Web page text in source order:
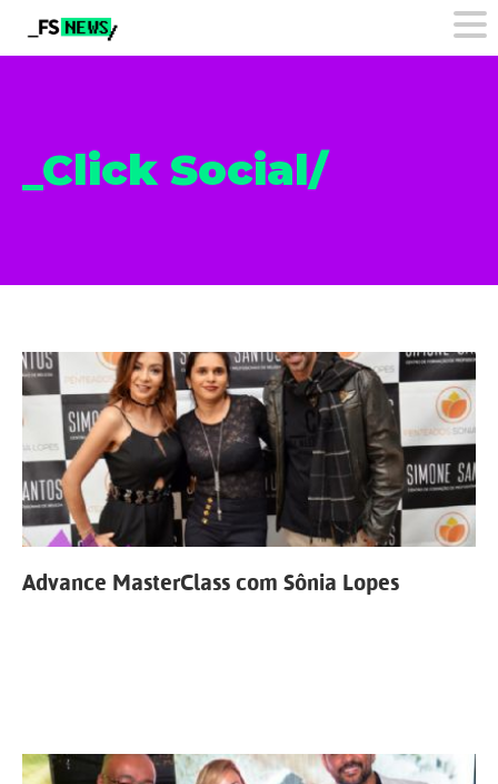
_Click Social/
Advance MasterClass com Sônia Lopes